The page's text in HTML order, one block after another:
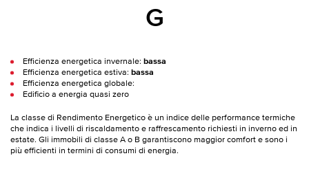
G
Efficienza energetica invernale: bassa
Efficienza energetica estiva: bassa
Efficienza energetica globale:
Edificio a energia quasi zero
La classe di Rendimento Energetico è un indice delle performance termiche
che indica i livelli di riscaldamento e raffrescamento richiesti in inverno ed in
estate. Gli immobili di classe A o B garantiscono maggior comfort e sono i
più efficienti in termini di consumi di energia.